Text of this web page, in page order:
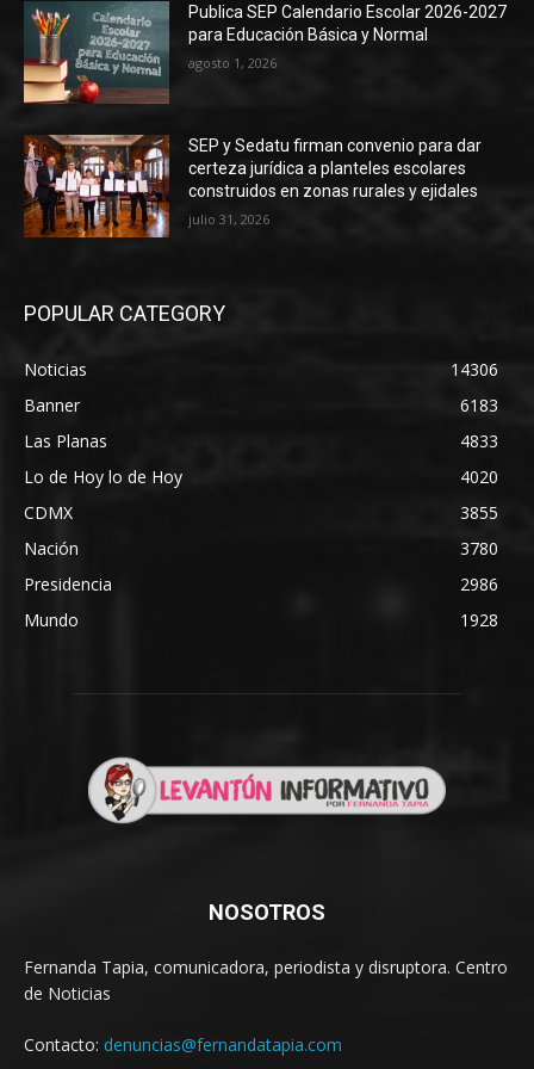
Publica SEP Calendario Escolar 2026-2027
para Educación Básica y Normal
agosto 1, 2026
SEP y Sedatu firman convenio para dar
certeza jurídica a planteles escolares
construidos en zonas rurales y ejidales
julio 31, 2026
POPULAR CATEGORY
Noticias
14306
Banner
6183
Las Planas
4833
Lo de Hoy lo de Hoy
4020
CDMX
3855
Nación
3780
Presidencia
2986
Mundo
1928
NOSOTROS
Fernanda Tapia, comunicadora, periodista y disruptora. Centro
de Noticias
Contacto: denuncias@fernandatapia.com